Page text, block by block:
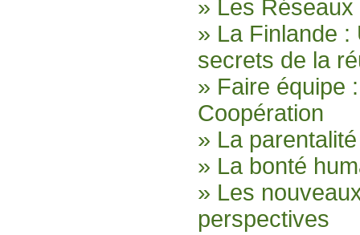
» Les Réseaux
» La Finlande :
secrets de la
» Faire équipe
Coopération
» La
» La bonté
» Les
perspectives